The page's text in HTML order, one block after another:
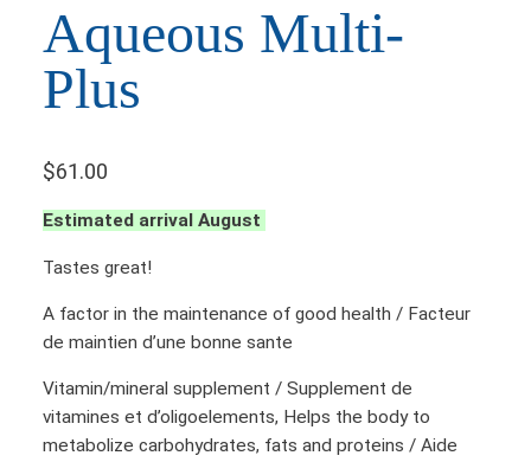
Aqueous Multi-
Plus
$61.00
Estimated arrival August
Tastes great!
A factor in the maintenance of good health / Facteur
de maintien d’une bonne sante
Vitamin/mineral supplement / Supplement de
vitamines et d’oligoelements, Helps the body to
metabolize carbohydrates, fats and proteins / Aide